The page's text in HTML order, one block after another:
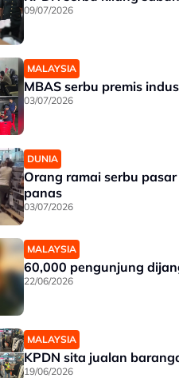
09/07/2026
MALAYSIA
MBAS serbu premis
03/07/2026
DUNIA
Orang ramai serbu
panas
03/07/2026
MALAYSIA
60,000 pengunjung
22/06/2026
MALAYSIA
KPDN sita jualan
19/06/2026